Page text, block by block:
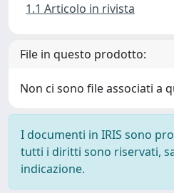
1.1 Articolo in rivista
File in questo prodotto:
Non ci sono file associati a
I documenti in IRIS sono
tutti i diritti sono riservati,
indicazione.